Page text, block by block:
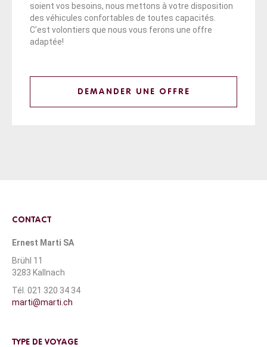
soient vos besoins, nous mettons à votre disposition
des véhicules confortables de toutes capacités.
C'est volontiers que nous vous ferons une offre
adaptée!
DEMANDER UNE OFFRE
CONTACT
Ernest Marti SA
Brühl 11
3283 Kallnach
Tél. 021 320 34 34
marti@marti.ch
TYPE DE VOYAGE